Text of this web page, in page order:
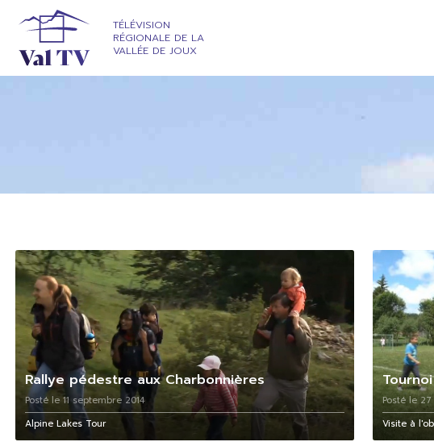
TÉLÉVISION
RÉGIONALE DE LA
VALLÉE DE JOUX
Rallye pédestre aux Charbonnières
Posté le 11 septembre 2014
Alpine Lakes Tour
Posté le 27
Visite à